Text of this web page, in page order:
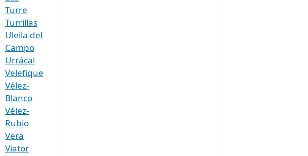
Turre
Turrillas
Uleila del
Campo
Urrácal
Velefique
Vélez-
Blanco
Vélez-
Rubio
Vera
Viator